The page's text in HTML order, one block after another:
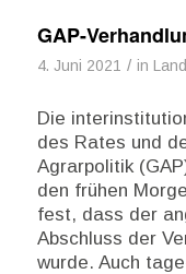
GAP-
4. Juni 2021 / in
Die
des Rates und
Agrarpolitik
den frühen
fest, dass der
Abschluss der
wurde. Auch